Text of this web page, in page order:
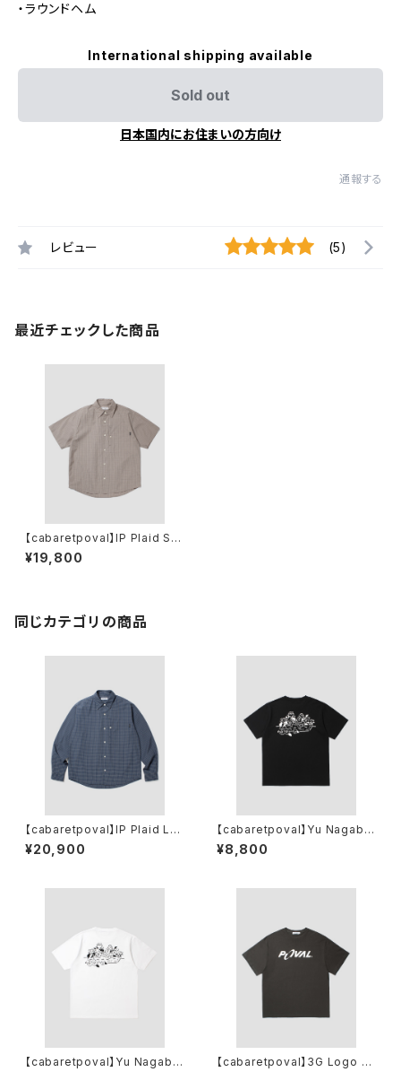
・ラウンドヘム
International shipping available
Sold out
日本国内にお住まいの方向け
通報する
レビュー (5)
最近チェックした商品
【cabaretpoval】IP Plaid S/S
Shirt(GREIGE)
¥19,800
同じカテゴリの商品
【cabaretpoval】IP Plaid L/S
Shirt
¥20,900
【cabaretpoval】Yu Nagaba
PCL Tee(BLACK)
¥8,800
【cabaretpoval】Yu Nagaba
【cabaretpoval】3G Logo T